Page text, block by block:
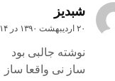
شبدیز
۲۰ اردیبهشت ۱۳۹۰ در ۱۱:۱۴ ق٫ظ
نوشته جالبی بود
ساز نی واقعا